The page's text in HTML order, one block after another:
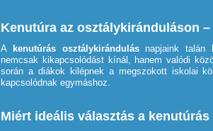
Kenutúra az osztálykiránduláson
A kenutúrás osztálykirándulásnapjaink talán
nemcsak kikapcsolódást kínál, hanem valódi
során a diákok kilépnek a megszokott iskolai
kapcsolódnak egymáshoz.
Miért ideális választás a